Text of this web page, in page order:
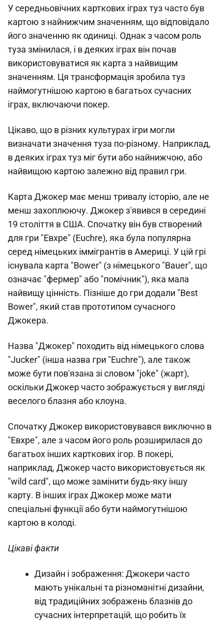
У середньовічних карткових іграх туз часто був
картою з найнижчим значенням, що відповідало
його значенню як одиниці. Однак з часом роль
туза змінилася, і в деяких іграх він почав
використовуватися як карта з найвищим
значенням. Ця трансформація зробила туз
наймогутнішою картою в багатьох сучасних
іграх, включаючи покер.
Цікаво, що в різних культурах ігри могли
визначати значення туза по-різному. Наприклад,
в деяких іграх туз міг бути або найнижчою, або
найвищою картою залежно від правил гри.
Карта Джокер має менш тривалу історію, але не
менш захоплюючу. Джокер з'явився в середині
19 століття в США. Спочатку він був створений
для гри "Евхре" (Euchre), яка була популярна
серед німецьких іммігрантів в Америці. У цій грі
існувала карта "Bower" (з німецького "Bauer", що
означає "фермер" або "помічник"), яка мала
найвищу цінність. Пізніше до гри додали "Best
Bower", який став прототипом сучасного
Джокера.
Назва "Джокер" походить від німецького слова
"Jucker" (інша назва гри "Euchre"), але також
може бути пов'язана зі словом "joke" (жарт),
оскільки Джокер часто зображується у вигляді
веселого блазня або клоуна.
Спочатку Джокер використовувався виключно в
"Евхре", але з часом його роль розширилася до
багатьох інших карткових ігор. В покері,
наприклад, Джокер часто використовується як
"wild card", що може замінити будь-яку іншу
карту. В інших іграх Джокер може мати
спеціальні функції або бути наймогутнішою
картою в колоді.
Цікаві факти
Дизайн і зображення: Джокери часто
мають унікальні та різноманітні дизайни,
від традиційних зображень блазнів до
сучасних інтерпретацій, що робить їх